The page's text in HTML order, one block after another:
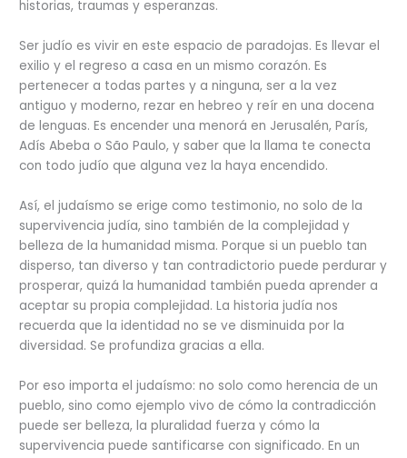
historias, traumas y esperanzas.
Ser judío es vivir en este espacio de paradojas. Es llevar el
exilio y el regreso a casa en un mismo corazón. Es
pertenecer a todas partes y a ninguna, ser a la vez
antiguo y moderno, rezar en hebreo y reír en una docena
de lenguas. Es encender una menorá en Jerusalén, París,
Adís Abeba o São Paulo, y saber que la llama te conecta
con todo judío que alguna vez la haya encendido.
Así, el judaísmo se erige como testimonio, no solo de la
supervivencia judía, sino también de la complejidad y
belleza de la humanidad misma. Porque si un pueblo tan
disperso, tan diverso y tan contradictorio puede perdurar y
prosperar, quizá la humanidad también pueda aprender a
aceptar su propia complejidad. La historia judía nos
recuerda que la identidad no se ve disminuida por la
diversidad. Se profundiza gracias a ella.
Por eso importa el judaísmo: no solo como herencia de un
pueblo, sino como ejemplo vivo de cómo la contradicción
puede ser belleza, la pluralidad fuerza y ​​cómo la
supervivencia puede santificarse con significado. En un